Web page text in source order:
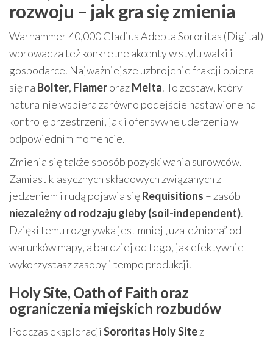
rozwoju – jak gra się zmienia
Warhammer 40,000 Gladius Adepta Sororitas (Digital)
wprowadza też konkretne akcenty w stylu walki i
gospodarce. Najważniejsze uzbrojenie frakcji opiera
się na Bolter, FlamerorazMelta. To zestaw, który
naturalnie wspiera zarówno podejście nastawione na
kontrolę przestrzeni, jak i ofensywne uderzenia w
odpowiednim momencie.
Zmienia się także sposób pozyskiwania surowców.
Zamiast klasycznych składowych związanych z
jedzeniem i rudą pojawia sięRequisitions – zasób
niezależny od rodzaju gleby (soil-independent).
Dzięki temu rozgrywka jest mniej „uzależniona” od
warunków mapy, a bardziej od tego, jak efektywnie
wykorzystasz zasoby i tempo produkcji.
Holy Site, Oath of Faith oraz
ograniczenia miejskich rozbudów
Podczas eksploracji Sororitas Holy Sitez